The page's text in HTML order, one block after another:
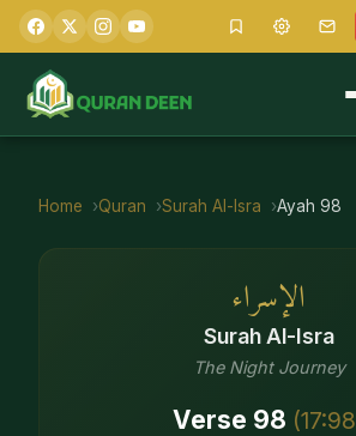
Home Quran Surah Al-Isra Ayah 98
الإسراء
Surah Al-Isra
The Night Journey
Verse 98 (17:98